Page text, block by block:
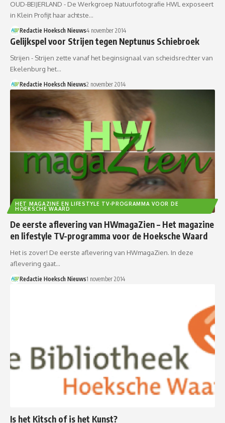
OUD-BEIJERLAND - De Werkgroep Natuurfotografie HWL exposeert
in Klein Profijt haar achtste…
Redactie Hoeksch Nieuws4 november 2014
Gelijkspel voor Strijen tegen Neptunus Schiebroek
Strijen - Strijen zette vanaf het beginsignaal van scheidsrechter van
Ekelenburg het…
Redactie Hoeksch Nieuws2 november 2014
HET MAGAZINE EN LIFESTYLE TV-PROGRAMMA VOOR DE
HOEKSCHE WAARD
De eerste aflevering van HWmagaZien – Het magazine
en lifestyle TV-programma voor de Hoeksche Waard
Het is zover! De eerste aflevering van HWmagaZien. In deze
aflevering gaat…
Redactie Hoeksch Nieuws1 november 2014
Is het Kitsch of is het Kunst?